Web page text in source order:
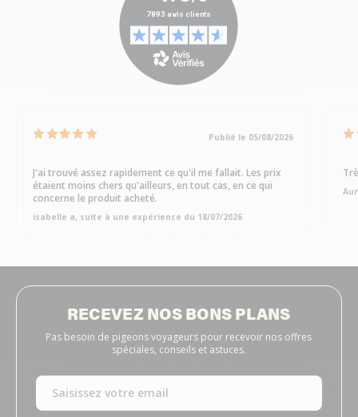
Publié le 05/08/2026
J'ai trouvé assez rapidement ce qu'il me fallait. Les prix
étaient moins chers qu'ailleurs, en tout cas, en ce qui
concerne le produit acheté.
isabelle a, suite à une expérience du 18/07/2026
RECEVEZ NOS BONS PLANS
Pas besoin de pigeons voyageurs pour recevoir nos offres
spéciales, conseils et astuces.